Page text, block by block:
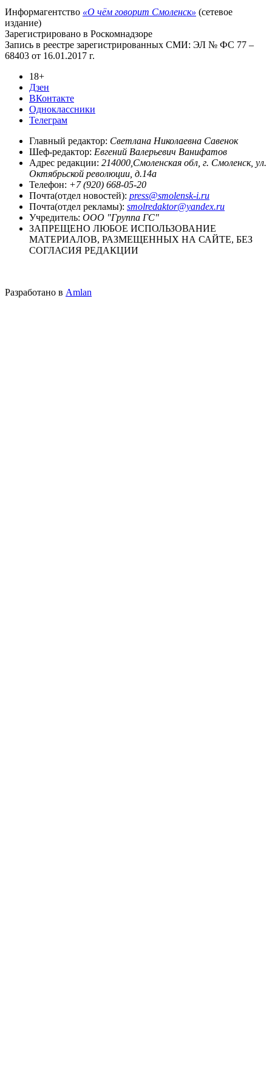
Информагентство «О чём говорит Смоленск» (сетевое
издание)
Зарегистрировано в Роскомнадзоре
Запись в реестре зарегистрированных СМИ: ЭЛ № ФС 77 –
68403 от 16.01.2017 г.
18+
Дзен
ВКонтакте
Одноклассники
Телеграм
Главный редактор: Светлана Николаевна Савенок
Шеф-редактор: Евгений Валерьевич Ванифатов
Адрес редакции: 214000,Смоленская обл, г. Смоленск, ул.
Октябрьской революции, д.14а
Телефон: +7 (920) 668-05-20
Почта(отдел новостей): press@smolensk-i.ru
Почта(отдел рекламы): smolredaktor@yandex.ru
Учредитель: ООО "Группа ГС"
ЗАПРЕЩЕНО ЛЮБОЕ ИСПОЛЬЗОВАНИЕ
МАТЕРИАЛОВ, РАЗМЕЩЕННЫХ НА САЙТЕ, БЕЗ
СОГЛАСИЯ РЕДАКЦИИ
Разработано в Amlan